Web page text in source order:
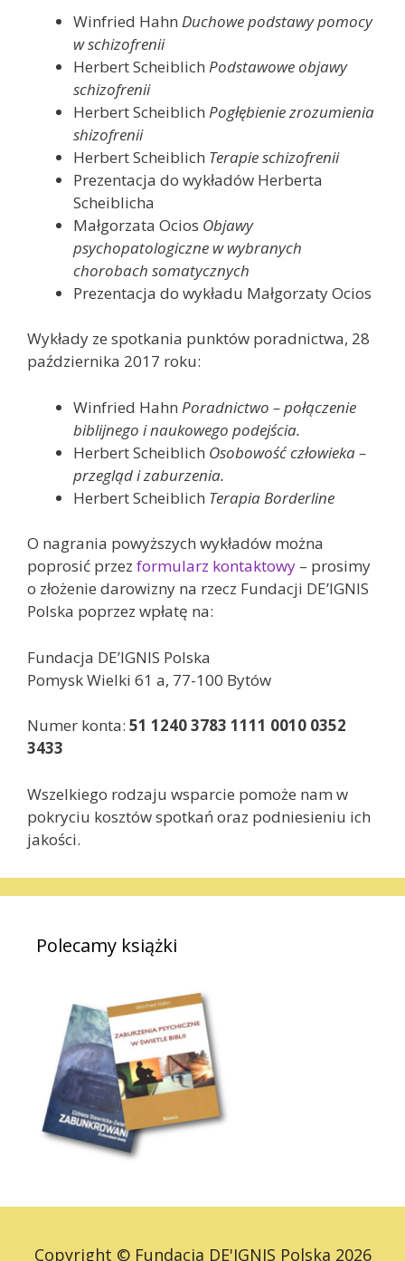
Winfried Hahn Duchowe podstawy pomocy
w schizofrenii
Herbert Scheiblich Podstawowe objawy
schizofrenii
Herbert Scheiblich Pogłębienie zrozumienia
shizofrenii
Herbert Scheiblich Terapie schizofrenii
Prezentacja do wykładów Herberta
Scheiblicha
Małgorzata Ocios Objawy
psychopatologiczne w wybranych
chorobach somatycznych
Prezentacja do wykładu Małgorzaty Ocios
Wykłady ze spotkania punktów poradnictwa, 28
października 2017 roku:
Winfried Hahn Poradnictwo – połączenie
biblijnego i naukowego podejścia.
Herbert Scheiblich Osobowość człowieka –
przegląd i zaburzenia.
Herbert Scheiblich Terapia Borderline
O nagrania powyższych wykładów można
poprosić przez formularz kontaktowy – prosimy
o złożenie darowizny na rzecz Fundacji DE’IGNIS
Polska poprzez wpłatę na:
Fundacja DE’IGNIS Polska
Pomysk Wielki 61 a, 77-100 Bytów
Numer konta: 51 1240 3783 1111 0010 0352
3433
Wszelkiego rodzaju wsparcie pomoże nam w
pokryciu kosztów spotkań oraz podniesieniu ich
jakości.
Polecamy książki
Copyright © Fundacja DE'IGNIS Polska 2026